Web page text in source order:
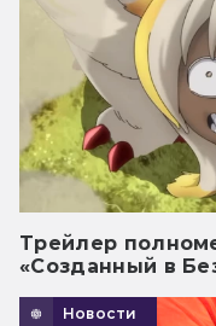
Трейлер
«Созданный в
Новости